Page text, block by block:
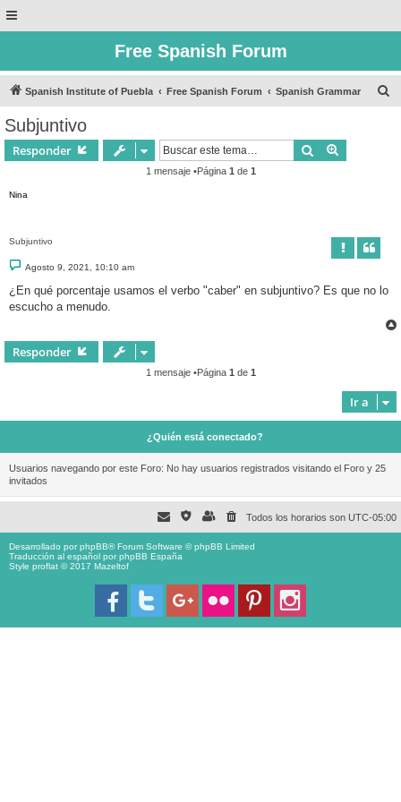
Free Spanish Forum
Spanish Institute of Puebla Free Spanish Forum Spanish Grammar
Subjuntivo
Responder Buscar
1 mensaje •Página 1 de 1
Nina
Subjuntivo
M
e
n
s
a
Agosto 9, 2021, 10:10 am
¿En qué porcentaje usamos el verbo "caber" en subjuntivo? Es que no lo
escucho a menudo.
Responder
1 mensaje •Página 1 de 1
Ir a
¿Quién está conectado?
Usuarios navegando por este Foro: No hay usuarios registrados visitando el Foro y 25
invitados
Todos los horarios son UTC-05:00
Desarrollado porphpBB® Forum Software © phpBB Limited
Traducción al español porphpBB España
Style proflat © 2017 Mazeltof